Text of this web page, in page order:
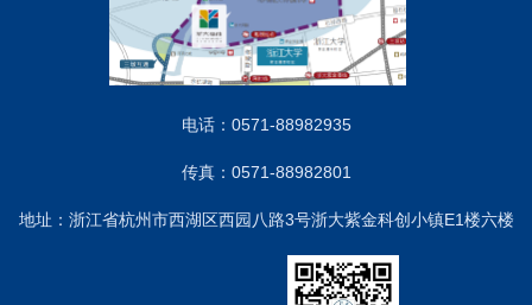
电话：0571-88982935
传真：0571-88982801
地址：浙江省杭州市西湖区西园八路3号浙大紫金科创小镇E1楼六楼